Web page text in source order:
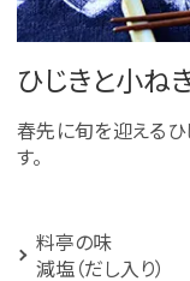
ひじきと小ね
春先に旬を迎えるひ
す。
料亭の味
減塩（だし入り）